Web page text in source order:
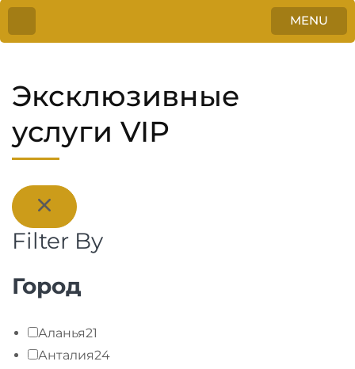
MENU
Эксклюзивные
услуги VIP
Filter By
Город
Аланья21
Анталия24